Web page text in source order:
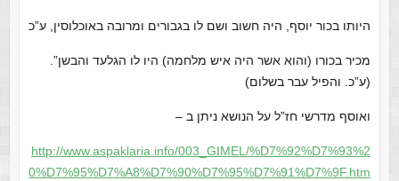
היותו בכור יוסף, היה חשוב ושם לו בגבורים ומרובה באוכלוסין, ע”כ
מכיר בכורו (והוא אשר היה איש מלחמה) היו לו הגלעד והבשן”.
(ע”כ. והפיל עבר בשלום)
ואוסף מדרשי חז”ל על הנושא ניתן ב –
http://www.aspaklaria.info/003_GIMEL/%D7%92%D7%93%2
0%D7%95%D7%A8%D7%90%D7%95%D7%91%D7%9F.htm